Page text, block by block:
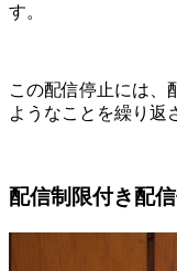
す。
この配信停止には、
ようなことを繰り返
配信制限付き配